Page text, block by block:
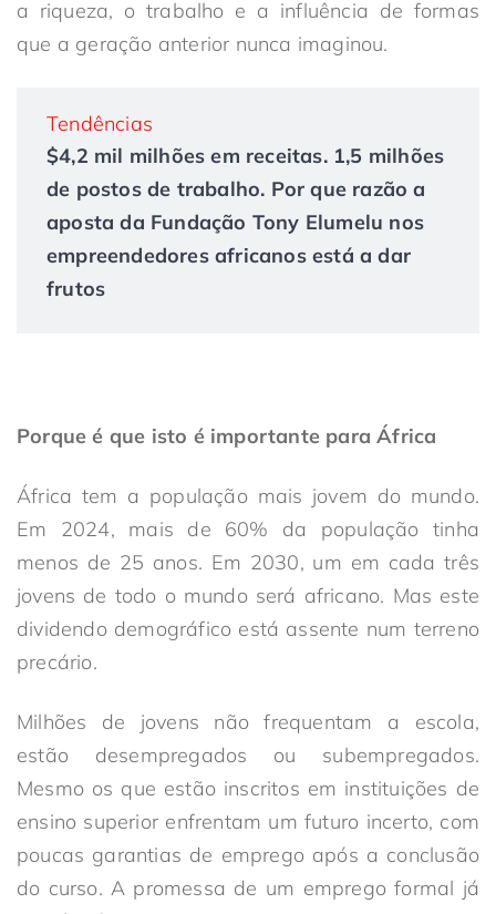
a riqueza, o trabalho e a influência de formas
que a geração anterior nunca imaginou.
Tendências
$4,2 mil milhões em receitas. 1,5 milhões
de postos de trabalho. Por que razão a
aposta da Fundação Tony Elumelu nos
empreendedores africanos está a dar
frutos
Porque é que isto é importante para África
África tem a população mais jovem do mundo.
Em 2024, mais de 60% da população tinha
menos de 25 anos. Em 2030, um em cada três
jovens de todo o mundo será africano. Mas este
dividendo demográfico está assente num terreno
precário.
Milhões de jovens não frequentam a escola,
estão desempregados ou subempregados.
Mesmo os que estão inscritos em instituições de
ensino superior enfrentam um futuro incerto, com
poucas garantias de emprego após a conclusão
do curso. A promessa de um emprego formal já